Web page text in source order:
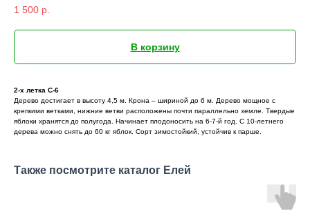
1 500 р.
В корзину
2-х летка С-6
Дерево достигает в высоту 4,5 м. Крона – шириной до 6 м. Дерево мощное с
крепкими ветками, нижние ветви расположены почти параллельно земле. Твердые
яблоки хранятся до полугода. Начинает плодоносить на 6-7-й год. С 10-летнего
дерева можно снять до 60 кг яблок. Сорт зимостойкий, устойчив к парше.
Также посмотрите каталог Елей